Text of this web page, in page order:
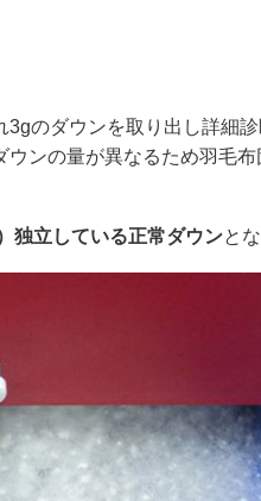
のダウンを取り出し詳細
ンの量が異なるため羽毛布
独立している正常ダウンと